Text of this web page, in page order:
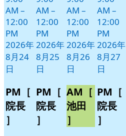
AM –
12:00
PM
2026年
8月24
日
PM［
院長
］
AM –
12:00
PM
2026年
8月25
日
PM［
院長
］
AM –
12:00
PM
2026年
8月26
日
AM［
池田
］
AM –
12:00
PM
2026年
8月27
日
PM［
院長
］